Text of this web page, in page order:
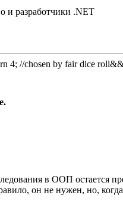
и разработчики .NET
4; //chosen by fair dice
в ООП остается
он не нужен, но,